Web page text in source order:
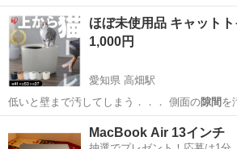
考慮して頂き、確…
愛知 一宮市 西一宮駅 テーブル
ほぼ未使用品 キャットト
1,000円
愛知県 高畑駅
低いと壁まで汚してしまう．．． 側面の隙間 を
い．．． ↓ …
その他 キ
MacBook Air 13インチ